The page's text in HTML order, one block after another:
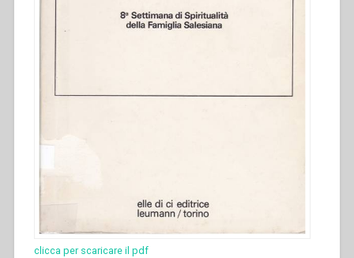
clicca per scaricare il pdf